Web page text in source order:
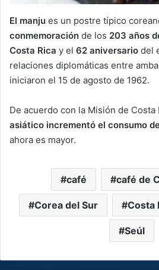
El manju es un postre típico
conmemoración de los 203 años
Costa Rica y el 62 aniversario del
relaciones diplomáticas entre
iniciaron el 15 de agosto de 1962.
De acuerdo con la Misión de Costa
asiático incrementó el consumo
ahora es mayor.
café café de
Corea del Sur Costa
Seúl